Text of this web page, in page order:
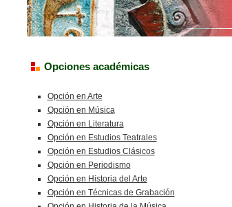
Opciones académicas
Opción en Arte
Opción en Música
Opción en Literatura
Opción en Estudios Teatrales
Opción en Estudios Clásicos
Opción en Periodismo
Opción en Historia del Arte
Opción en Técnicas de Grabación